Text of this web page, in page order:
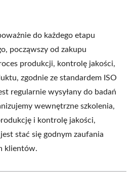
do każdego etapu
począwszy od zakupu
produkcji, kontrolę jakości,
zgodnie ze standardem ISO
regularnie wysyłany do badań
wewnętrzne szkolenia,
i kontrolę jakości,
stać się godnym zaufania
klientów.